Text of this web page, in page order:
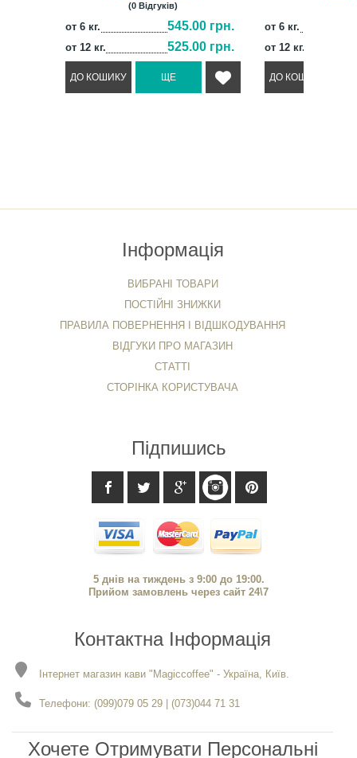
(0 Відгуків)
от 6 кг. 545.00 грн.
от 12 кг. 525.00 грн.
от 6 кг.
от 12 кг.
Інформація
ВИБРАНІ ТОВАРИ
ПОСТІЙНІ ЗНИЖКИ
ПРАВИЛА ПОВЕРНЕННЯ І ВІДШКОДУВАННЯ
ВІДГУКИ ПРО МАГАЗИН
СТАТТІ
СТОРІНКА КОРИСТУВАЧА
Підпишись
5 днів на тиждень з 9:00 до 19:00.
Прийом замовлень через сайт 24\7
Контактна Інформація
Інтернет магазин кави "Magiccoffee" - Україна, Київ.
Телефони: (099)079 05 29 | (073)044 71 31
Хочете Отримувати Персональні